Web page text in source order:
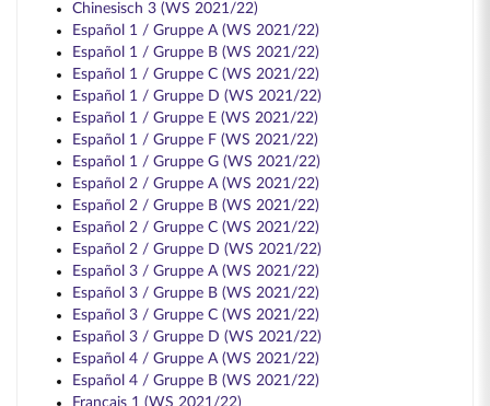
Chinesisch 3 (WS 2021/22)
Español 1 / Gruppe A (WS 2021/22)
Español 1 / Gruppe B (WS 2021/22)
Español 1 / Gruppe C (WS 2021/22)
Español 1 / Gruppe D (WS 2021/22)
Español 1 / Gruppe E (WS 2021/22)
Español 1 / Gruppe F (WS 2021/22)
Español 1 / Gruppe G (WS 2021/22)
Español 2 / Gruppe A (WS 2021/22)
Español 2 / Gruppe B (WS 2021/22)
Español 2 / Gruppe C (WS 2021/22)
Español 2 / Gruppe D (WS 2021/22)
Español 3 / Gruppe A (WS 2021/22)
Español 3 / Gruppe B (WS 2021/22)
Español 3 / Gruppe C (WS 2021/22)
Español 3 / Gruppe D (WS 2021/22)
Español 4 / Gruppe A (WS 2021/22)
Español 4 / Gruppe B (WS 2021/22)
Français 1 (WS 2021/22)